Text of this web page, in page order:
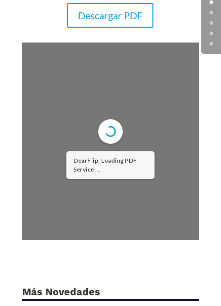
Descargar PDF
DearFlip: Loading PDF
Service ...
Más Novedades